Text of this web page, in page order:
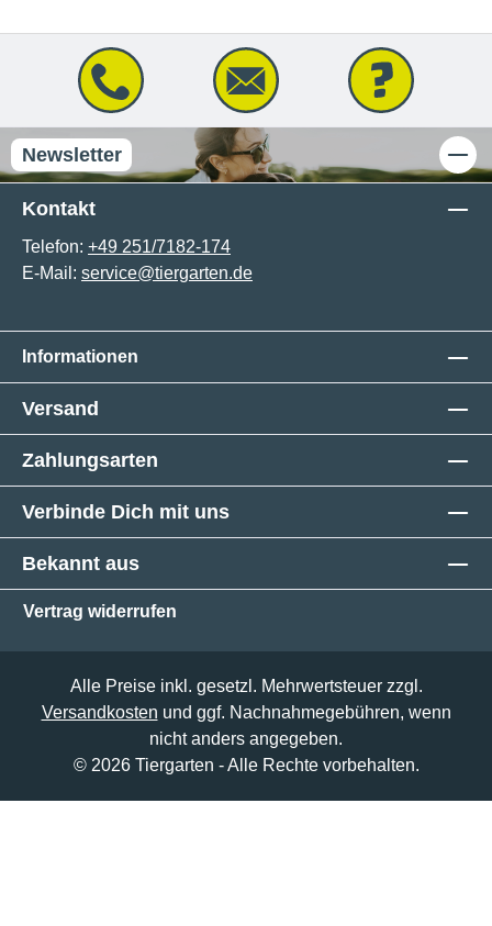
Newsletter
Kontakt
Telefon: +49 251/7182-174
E-Mail: service@tiergarten.de
Informationen
Versand
Zahlungsarten
Verbinde Dich mit uns
Bekannt aus
Vertrag widerrufen
Alle Preise inkl. gesetzl. Mehrwertsteuer zzgl.
Versandkosten und ggf. Nachnahmegebühren, wenn
nicht anders angegeben.
© 2026 Tiergarten - Alle Rechte vorbehalten.